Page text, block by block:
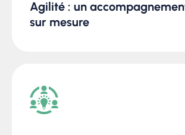
Agilité : un
sur mesure